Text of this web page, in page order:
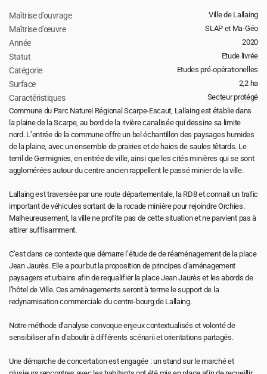
retour
Maîtrise d'ouvrage Ville de Lallaing
Maîtrise d'œuvre SLAP et Ma-Géo
Année 2020
Statut Etude livrée
Catégorie Etudes pré-opérationelles
Surface 2,2 ha
Caractéristiques
Secteur protégé
Commune du Parc Naturel Régional Scarpe-Escaut, Lallaing est établie dans
la plaine de la Scarpe, au bord de la rivière canalisée qui dessine sa limite
nord. L’entrée de la commune offre un bel échantillon des paysages humides
de la plaine, avec un ensemble de prairies et de haies de saules têtards. Le
terril de Germignies, en entrée de ville, ainsi que les cités minières qui se sont
agglomérées autour du centre ancien rappellent le passé minier de la ville.
Lallaing est traversée par une route départementale, la RD8 et connait un trafic
important de véhicules sortant de la rocade minière pour rejoindre Orchies.
Malheureusement, la ville ne profite pas de cette situation et ne parvient pas à
attirer suffisamment.
C’est dans ce contexte que démarre l’étude de de réaménagement de la place
Jean Jaurès. Elle a pour but la proposition de principes d’aménagement
paysagers et urbains afin de requalifier la place Jean Jaurès et les abords de
l’hôtel de Ville. Ces aménagements seront à terme le support de la
redynamisation commerciale du centre-bourg de Lallaing.
Notre méthode d’analyse convoque enjeux contextualisés et volonté de
sensibiliser afin d’aboutir à différents scénarii et orientations partagés.
Une démarche de concertation est engagée : un stand sur le marché et